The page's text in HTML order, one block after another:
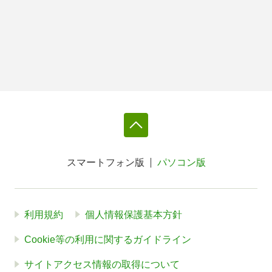
スマートフォン版 パソコン版
利用規約 個人情報保護基本方針
Cookie等の利用に関するガイドライン
サイトアクセス情報の取得について